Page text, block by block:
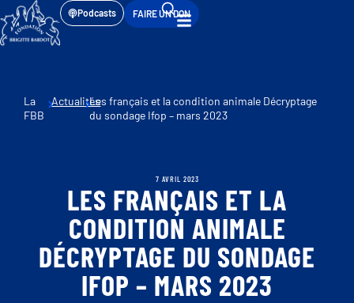
Podcasts FAIRE UN DON
La
FBB
ActualitésLes français et la condition animale Décryptage
du sondage Ifop – mars 2023
7 AVRIL 2023
LES FRANÇAIS ET LA
CONDITION ANIMALE
DÉCRYPTAGE DU SONDAGE
IFOP – MARS 2023